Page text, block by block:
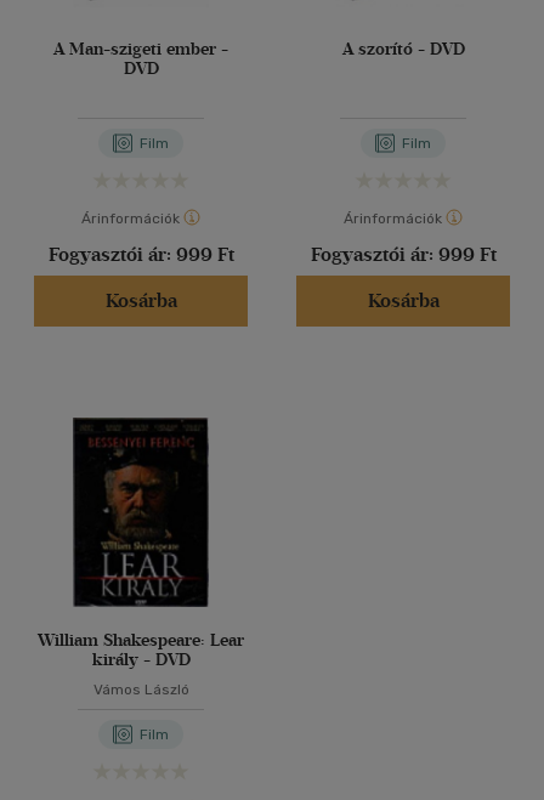
A Man-szigeti ember -
DVD
Film
Árinformációk
Fogyasztói ár: 999 Ft
Kosárba
A szorító - DVD
Film
Árinformációk
Fogyasztói ár: 999 Ft
Kosárba
William Shakespeare: Lear
király - DVD
Vámos László
Film